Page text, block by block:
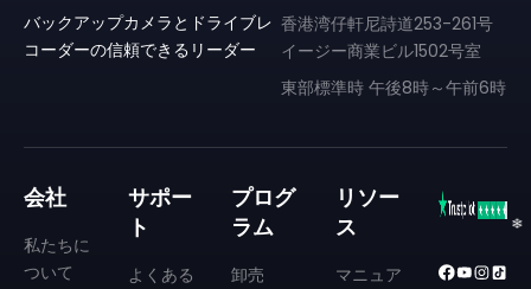
バックアップカメラとドライブレ
コーダーの信頼できるリーダー
香港湾仔軒尼詩道253-261号
イージー商業ビル1502号室
東部標準時 午後8時～午前6時
会社
私たちに
ついて
サポー
ト
よくある
プログ
ラム
卸売
リソー
ス
マニュア